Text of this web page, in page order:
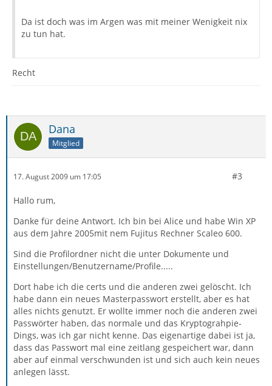
Da ist doch was im Argen was mit meiner Wenigkeit nix
zu tun hat.
Recht
Dana
Mitglied
17. August 2009 um 17:05 #3
Hallo rum,
Danke für deine Antwort. Ich bin bei Alice und habe Win XP
aus dem Jahre 2005mit nem Fujitus Rechner Scaleo 600.
Sind die Profilordner nicht die unter Dokumente und
Einstellungen/Benutzername/Profile.....
Dort habe ich die certs und die anderen zwei gelöscht. Ich
habe dann ein neues Masterpasswort erstellt, aber es hat
alles nichts genutzt. Er wollte immer noch die anderen zwei
Passwörter haben, das normale und das Kryptograhpie-
Dings, was ich gar nicht kenne. Das eigenartige dabei ist ja,
dass das Passwort mal eine zeitlang gespeichert war, dann
aber auf einmal verschwunden ist und sich auch kein neues
anlegen lässt.